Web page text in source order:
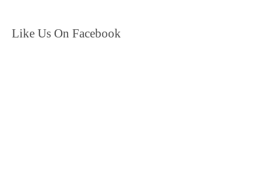
Like Us On Facebook